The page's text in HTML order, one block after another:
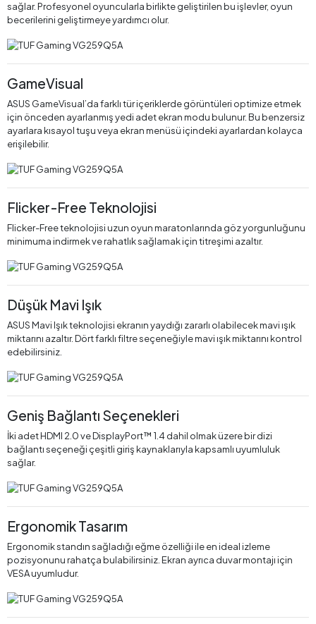
sağlar. Profesyonel oyuncularla birlikte geliştirilen bu işlevler, oyun
becerilerini geliştirmeye yardımcı olur.
GameVisual
ASUS GameVisual’da farklı tür içeriklerde görüntüleri optimize etmek
için önceden ayarlanmış yedi adet ekran modu bulunur. Bu benzersiz
ayarlara kısayol tuşu veya ekran menüsü içindeki ayarlardan kolayca
erişilebilir.
Flicker-Free Teknolojisi
Flicker-Free teknolojisi uzun oyun maratonlarında göz yorgunluğunu
minimuma indirmek ve rahatlık sağlamak için titreşimi azaltır.
Düşük Mavi Işık
ASUS Mavi Işık teknolojisi ekranın yaydığı zararlı olabilecek mavi ışık
miktarını azaltır. Dört farklı filtre seçeneğiyle mavi ışık miktarını kontrol
edebilirsiniz.
Geniş Bağlantı Seçenekleri
İki adet HDMI 2.0 ve DisplayPort™ 1.4 dahil olmak üzere bir dizi
bağlantı seçeneği çeşitli giriş kaynaklarıyla kapsamlı uyumluluk
sağlar.
Ergonomik Tasarım
Ergonomik standın sağladığı eğme özelliği ile en ideal izleme
pozisyonunu rahatça bulabilirsiniz. Ekran ayrıca duvar montajı için
VESA uyumludur.